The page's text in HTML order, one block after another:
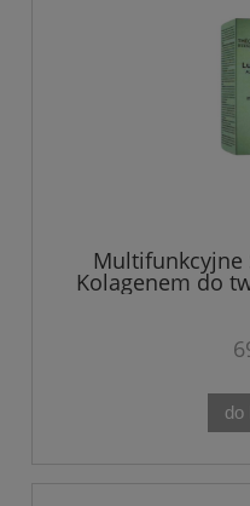
Multifunkcyjne
Kolagenem do
stóp LuminAze
do